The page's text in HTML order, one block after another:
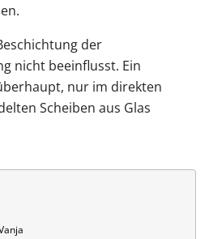
der
nicht beeinflusst. Ein
nur im direkten
Scheiben aus Glas